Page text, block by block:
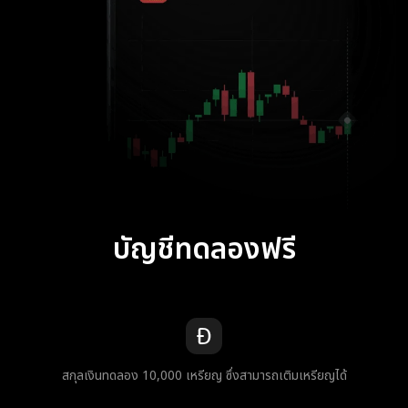
บัญชีทดลองฟรี
สกุลเงินทดลอง 10,000 เหรียญ ซึ่งสามารถเติมเหรียญได้